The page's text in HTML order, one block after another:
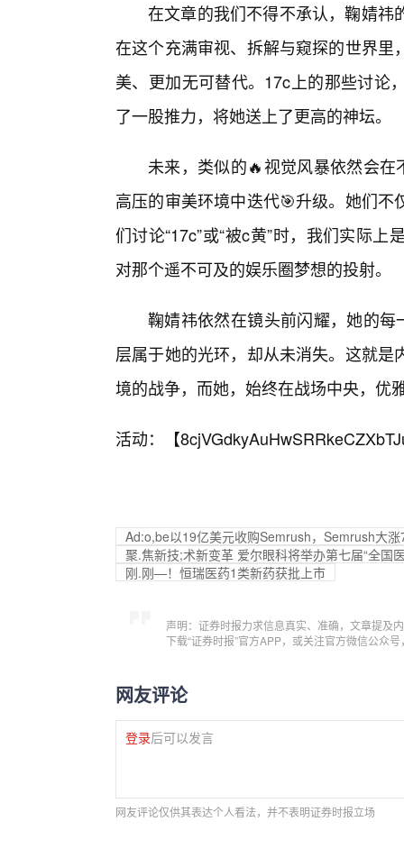
在文章的我们不得不承认，鞠婧祎
在这个充满审视、拆解与窥探的世界
美、更加无可替代。17c上的那些讨论
了一股推力，将她送上了更高的神坛。
未来，类似的🔥视觉风暴依然会在
高压的审美环境中迭代🎯升级。她们
们讨论“17c”或“被c黄”时，我们实际
对那个遥不可及的娱乐圈梦想的投射。
鞠婧祎依然在镜头前闪耀，她的每
层属于她的光环，却从未消失。这就
境的战争，而她，始终在战场中央，优
活动：【
Ad:o,be以19亿美元收购Semrush，Semrush大涨
聚.焦新技;术新变革 爱尔眼科将举办第七届“全国
刚.刚—！恒瑞医药1类新药获批上市
声明：证券时报力求信息真实、准确，文章提及
下载“证券时报”官方APP，或关注官方微信公众
网友评论
登录后可以发言
网友评论仅供其表达个人看法，并不表明证券时报立场